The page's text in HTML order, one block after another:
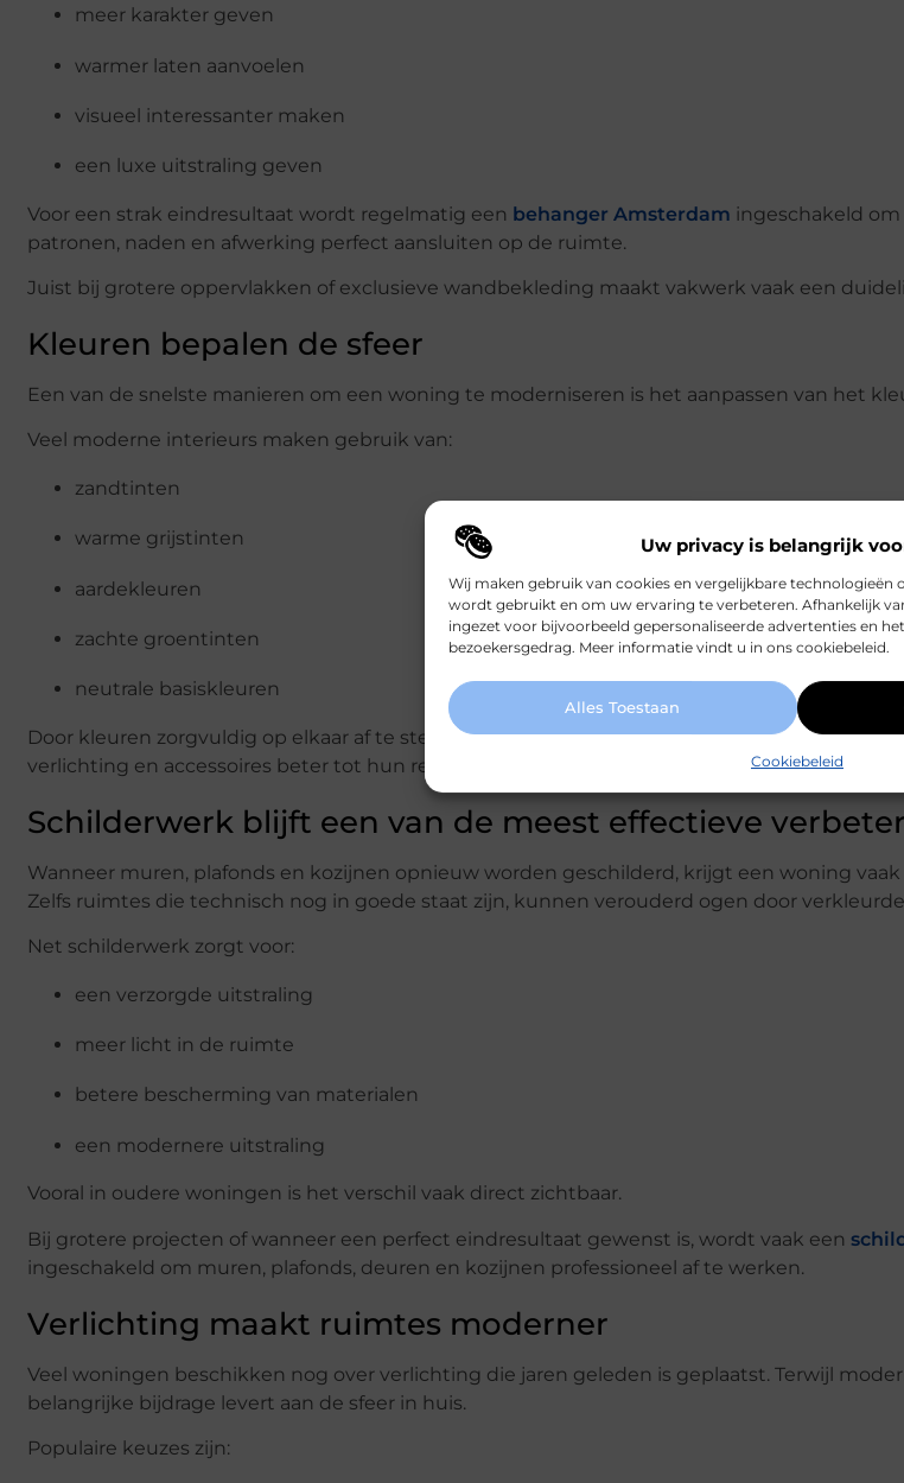
Uw privacy is belangrijk
Wij maken gebruik van cookies en vergelijkbare technologieën
wordt gebruikt en om uw ervaring te verbeteren. Afhankelijk
ingezet voor bijvoorbeeld gepersonaliseerde advertenties en
bezoekersgedrag. Meer informatie vindt u in ons cookiebeleid.
Alles Toestaan
Cookiebeleid
meer karakter geven
warmer laten aanvoelen
visueel interessanter maken
een luxe uitstraling geven
Voor een strak eindresultaat wordt regelmatig een behanger Amsterdam ingeschakeld
patronen, naden en afwerking perfect aansluiten op de ruimte.
Juist bij grotere oppervlakken of exclusieve wandbekleding maakt vakwerk vaak een
Kleuren bepalen de sfeer
Een van de snelste manieren om een woning te moderniseren is het aanpassen van het
Veel moderne interieurs maken gebruik van:
zandtinten
warme grijstinten
aardekleuren
zachte groentinten
neutrale basiskleuren
Door kleuren zorgvuldig op elkaar af te stemmen ontstaat meer rust in een interieur. Dat
verlichting en accessoires beter tot hun recht komen.
Schilderwerk blijft een van de meest effectieve
Wanneer muren, plafonds en kozijnen opnieuw worden geschilderd, krijgt een woning
Zelfs ruimtes die technisch nog in goede staat zijn, kunnen verouderd ogen door
Net schilderwerk zorgt voor:
een verzorgde uitstraling
meer licht in de ruimte
betere bescherming van materialen
een modernere uitstraling
Vooral in oudere woningen is het verschil vaak direct zichtbaar.
Bij grotere projecten of wanneer een perfect eindresultaat gewenst is, wordt vaak een
ingeschakeld om muren, plafonds, deuren en kozijnen professioneel af te werken.
Verlichting maakt ruimtes moderner
Veel woningen beschikken nog over verlichting die jaren geleden is geplaatst. Terwijl
belangrijke bijdrage levert aan de sfeer in huis.
Populaire keuzes zijn: